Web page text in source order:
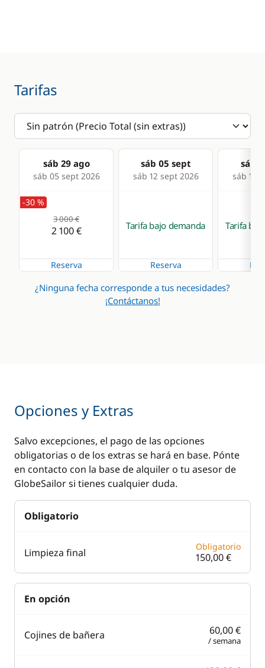
Tarifas
sáb 29 ago
sáb 05 sept 2026
sáb 05 sept
sáb 12 sept 2026
sáb
sáb 19
-30 %
3 000 €
2 100 €
Reserva
Tarifa bajo demanda
Reserva
Tarifa
¿Ninguna fecha corresponde a tus necesidades?
¡Contáctanos!
Opciones y Extras
Salvo excepciones, el pago de las opciones
obligatorias o de los extras se hará en base. Pónte
en contacto con la base de alquiler o tu asesor de
GlobeSailor si tienes cualquier duda.
Obligatorio
Limpieza final Obligatorio
150,00 €
En opción
Cojines de bañera 60,00 €
/ semana